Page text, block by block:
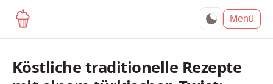
Menü
Köstliche traditionelle Rezepte